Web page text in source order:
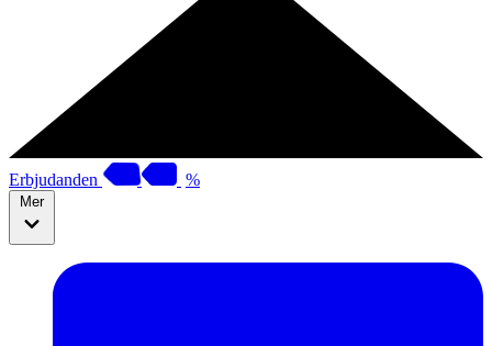
Erbjudanden %
Mer